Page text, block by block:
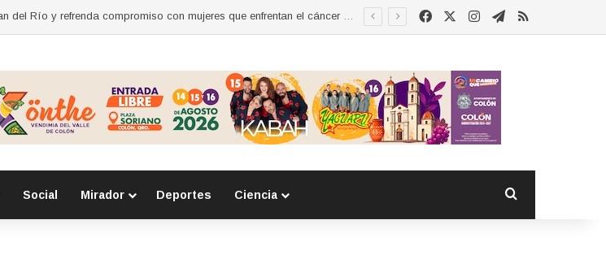
Esther Ramírez asume la presidencia de MUCCAM San Juan del Río y refrenda compromiso con mujeres que enfrentan el cáncer de mama FacebookInstagram
Telegram
RSS
Social Mirador Deportes Ciencia